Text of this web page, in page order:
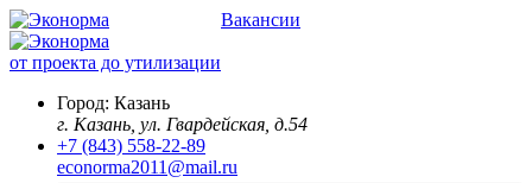
от проекта до утилизации
Вакансии
Город: Казань
г. Казань, ул. Гвардейская, д.54
+7 (843) 558-22-89
econorma2011@mail.ru